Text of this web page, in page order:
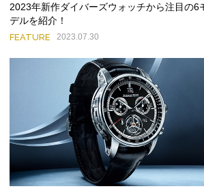
2023年新作ダイバーズウォッチから注目の6
デルを紹介！
FEATURE 2023.07.30